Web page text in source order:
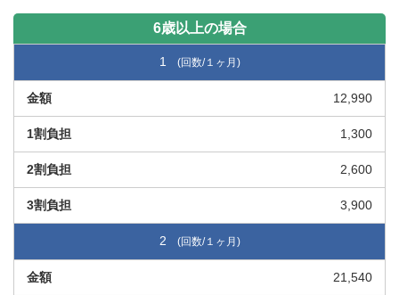
6歳以上の場合
1
12,990
1,300
2,600
3,900
2
21,540